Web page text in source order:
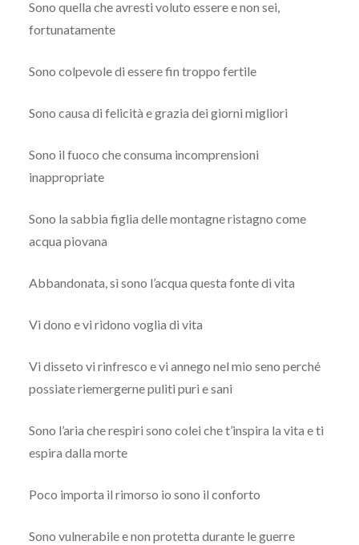
Sono quella che avresti voluto essere e non sei,
fortunatamente
Sono colpevole di essere fin troppo fertile
Sono causa di felicità e grazia dei giorni migliori
Sono il fuoco che consuma incomprensioni
inappropriate
Sono la sabbia figlia delle montagne ristagno come
acqua piovana
Abbandonata, sì sono l’acqua questa fonte di vita
Vi dono e vi ridono voglia di vita
Vi disseto vi rinfresco e vi annego nel mio seno perché
possiate riemergerne puliti puri e sani
Sono l’aria che respiri sono colei che t’inspira la vita e ti
espira dalla morte
Poco importa il rimorso io sono il conforto
Sono vulnerabile e non protetta durante le guerre